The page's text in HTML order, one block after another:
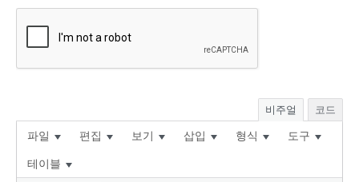
비주얼 코드
파일 편집 보기 삽입 형식 도구
테이블